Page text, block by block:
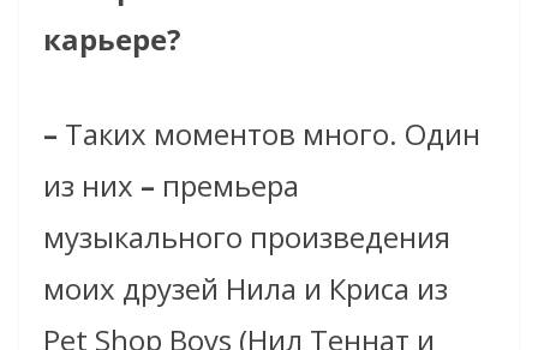
карьере?
– Таких моментов много. Один
из них – премьера
музыкального произведения
моих друзей Нила и Криса из
Pet Shop Boys (Нил Теннат и